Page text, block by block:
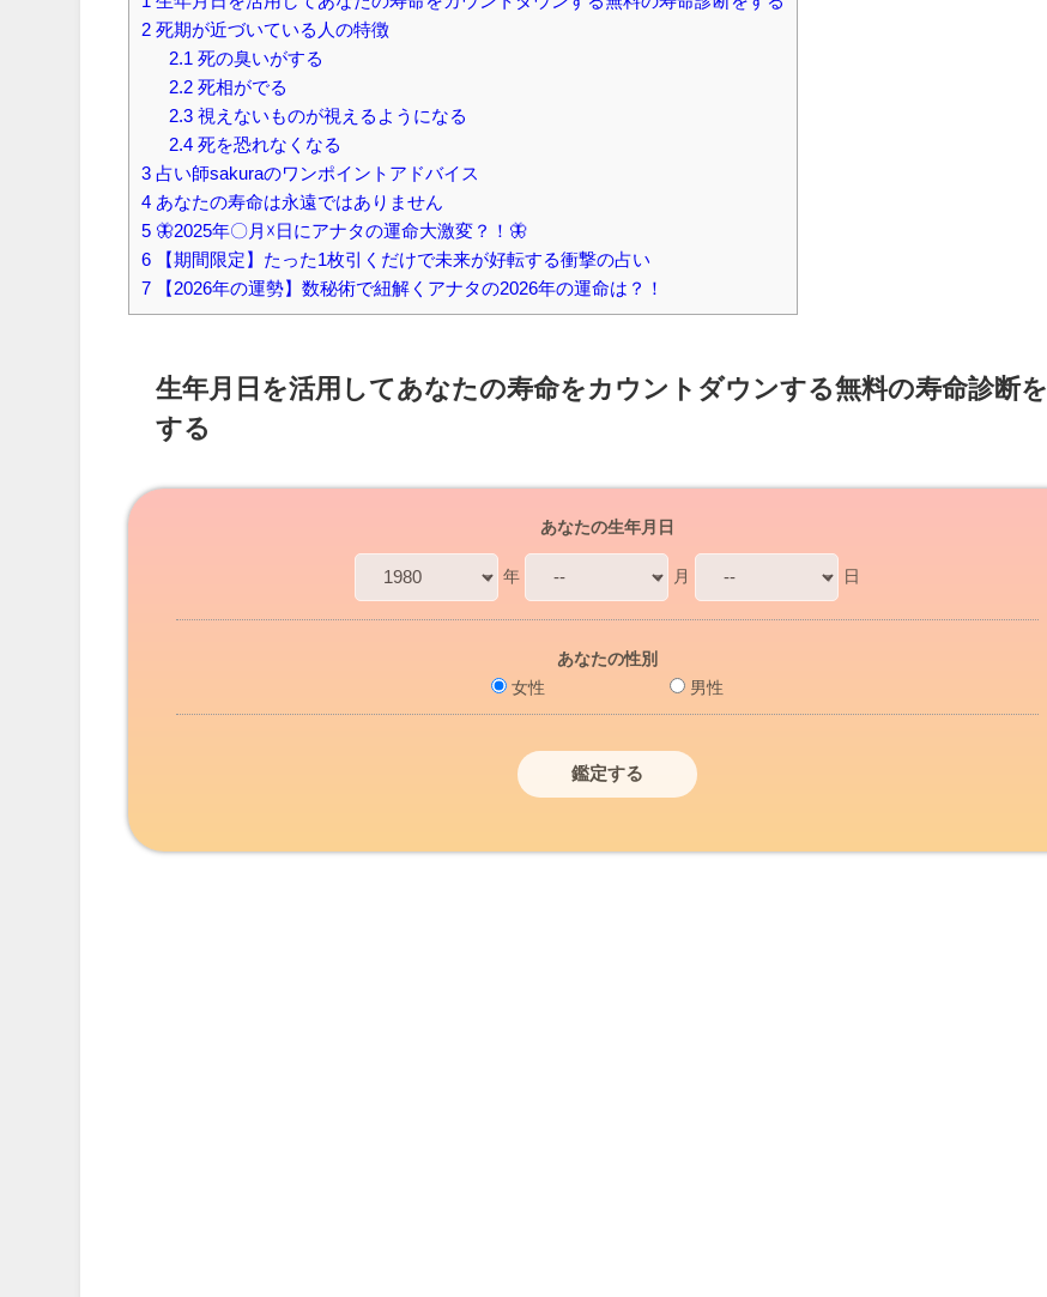
2 死期が近づいている人の特徴
2.1 死の臭いがする
2.2 死相がでる
2.3 視えないものが視えるようになる
2.4 死を恐れなくなる
3 占い師sakuraのワンポイントアドバイス
4 あなたの寿命は永遠ではありません
5 🦋2025年〇月☓日にアナタの運命大激変？！🦋
6 【期間限定】たった1枚引くだけで未来が好転する衝撃の占い
7 【2026年の運勢】数秘術で紐解くアナタの2026年の運命は？！
生年月日を活用してあなたの寿命をカウントダウンする無料の寿命診断を
する
あなたの生年月日
年 月 日
あなたの性別
女性
男性